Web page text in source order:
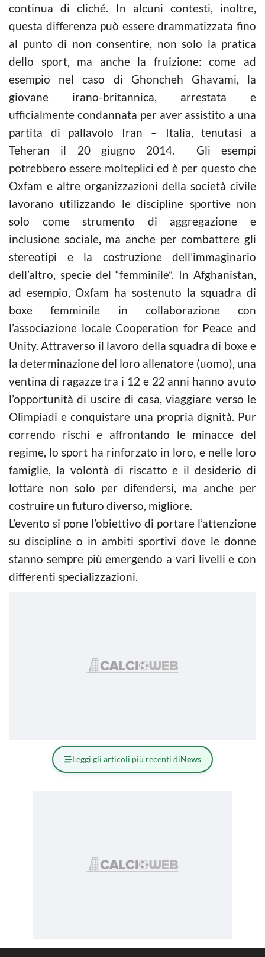
continua di cliché. In alcuni contesti, inoltre,
questa differenza può essere drammatizzata fino
al punto di non consentire, non solo la pratica
dello sport, ma anche la fruizione: come ad
esempio nel caso di Ghoncheh Ghavami, la
giovane irano-britannica, arrestata e
ufficialmente condannata per aver assistito a una
partita di pallavolo Iran – Italia, tenutasi a
Teheran il 20 giugno 2014. Gli esempi
potrebbero essere molteplici ed è per questo che
Oxfam e altre organizzazioni della società civile
lavorano utilizzando le discipline sportive non
solo come strumento di aggregazione e
inclusione sociale, ma anche per combattere gli
stereotipi e la costruzione dell’immaginario
dell’altro, specie del “femminile”. In Afghanistan,
ad esempio, Oxfam ha sostenuto la squadra di
boxe femminile in collaborazione con
l’associazione locale Cooperation for Peace and
Unity. Attraverso il lavoro della squadra di boxe e
la determinazione del loro allenatore (uomo), una
ventina di ragazze tra i 12 e 22 anni hanno avuto
l’opportunità di uscire di casa, viaggiare verso le
Olimpiadi e conquistare una propria dignità. Pur
correndo rischi e affrontando le minacce del
regime, lo sport ha rinforzato in loro, e nelle loro
famiglie, la volontà di riscatto e il desiderio di
lottare non solo per difendersi, ma anche per
costruire un futuro diverso, migliore.
L’evento si pone l’obiettivo di portare l’attenzione
su discipline o in ambiti sportivi dove le donne
stanno sempre più emergendo a vari livelli e con
differenti specializzazioni.
Leggi gli articoli più recenti diNews